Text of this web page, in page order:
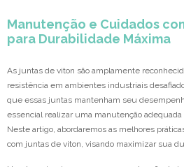
Manutenção e Cuidados
para Durabilidade Máxima
As juntas de viton são amplamente
resistência em ambientes industriais
que essas juntas mantenham seu
essencial realizar uma manutenção
Neste artigo, abordaremos as melhores
com juntas de viton, visando maximizar sua